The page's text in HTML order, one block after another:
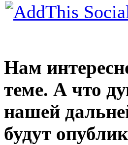
Нам
теме. А что
нашей
будут